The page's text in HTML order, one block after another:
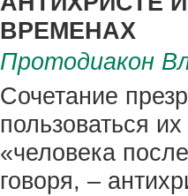
ВРЕМЕНАХ
Протодиакон
Сочетание
пользоваться
«человека
говоря, –